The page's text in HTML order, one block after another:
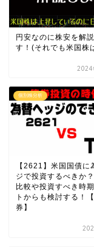
円安なのに株安を解
す！(それでも米国株
2024
個別株分析
【2621】米国国債に
ジで投資するべきか
比較や投資すべき時
トからも検討する！
券】